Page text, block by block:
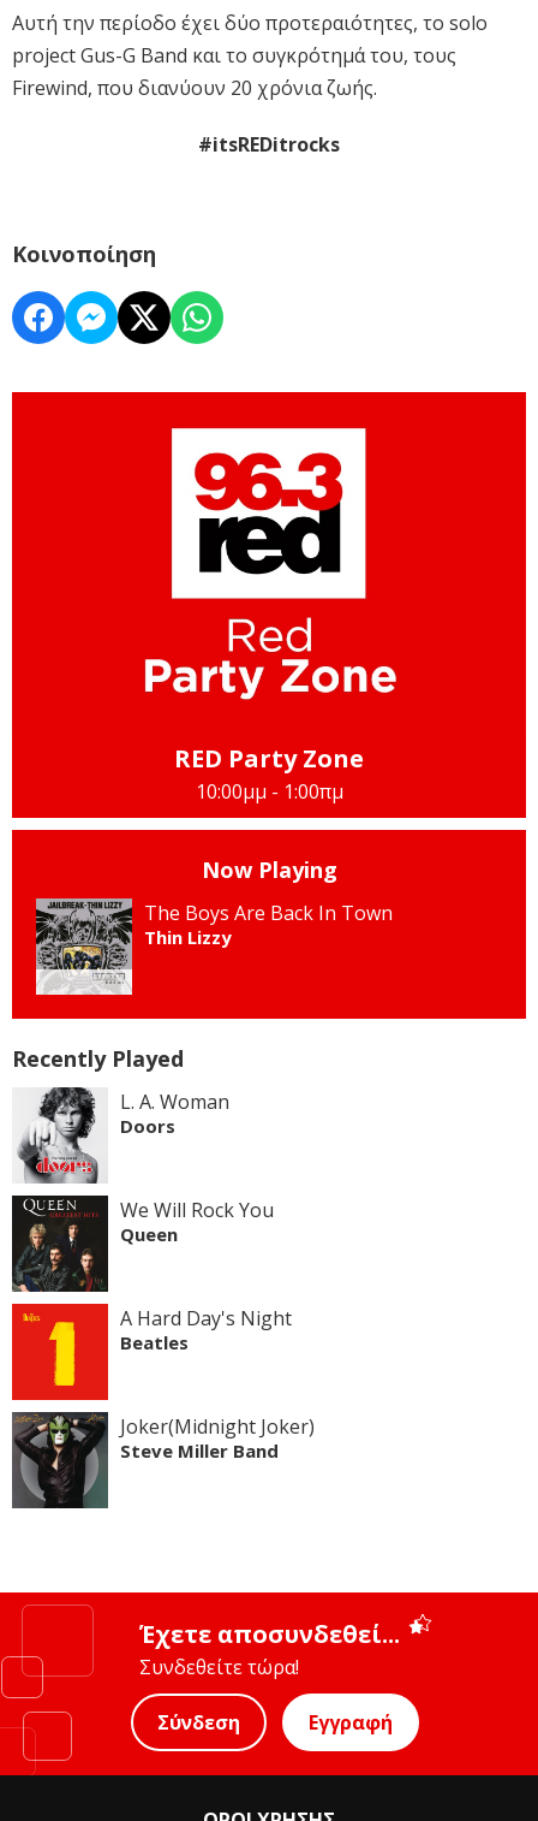
Αυτή την περίοδο έχει δύο προτεραιότητες, το solo
project Gus-G Band και το συγκρότημά του, τους
Firewind, που διανύουν 20 χρόνια ζωής.
#itsREDitrocks
Κοινοποίηση
RED Party Zone
10:00μμ - 1:00πμ
Now Playing
The Boys Are Back In Town
Thin Lizzy
Recently Played
L. A. Woman
Doors
We Will Rock You
Queen
A Hard Day's Night
Beatles
Joker(Midnight Joker)
Steve Miller Band
Έχετε αποσυνδεθεί...
Συνδεθείτε τώρα!
Σύνδεση Εγγραφή